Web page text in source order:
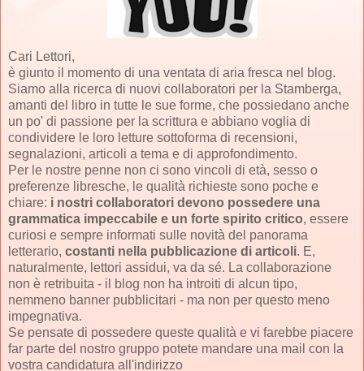
Cari Lettori,
è giunto il momento di una ventata di aria fresca nel blog.
Siamo alla ricerca di nuovi collaboratori per la Stamberga,
amanti del libro in tutte le sue forme, che possiedano anche
un po' di passione per la scrittura e abbiano voglia di
condividere le loro letture sottoforma di recensioni,
segnalazioni, articoli a tema e di approfondimento.
Per le nostre penne non ci sono vincoli di età, sesso o
preferenze libresche, le qualità richieste sono poche e
chiare: i nostri collaboratori devono possedere una
grammatica impeccabile e un forte spirito critico, essere
curiosi e sempre informati sulle novità del panorama
letterario, costanti nella pubblicazione di articoli. E,
naturalmente, lettori assidui, va da sé. La collaborazione
non è retribuita - il blog non ha introiti di alcun tipo,
nemmeno banner pubblicitari - ma non per questo meno
impegnativa.
Se pensate di possedere queste qualità e vi farebbe piacere
far parte del nostro gruppo potete mandare una mail con la
vostra candidatura all'indirizzo